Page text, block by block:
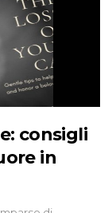
consigli
in